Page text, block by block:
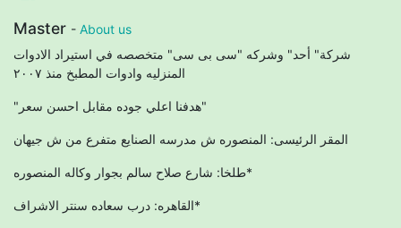
Master - About us
شركة" أحد" وشركه "سى بى سى" متخصصه في استيراد الادوات
"هدفنا اعلي جوده مقابل احسن سعر"
المقر الرئيسى: المنصوره ش مدرسه الصنايع متفرع من ش جيهان
طلخا: شارع صلاح سالم بجوار وكاله المنصوره*
القاهره: درب سعاده سنتر الاشراف*